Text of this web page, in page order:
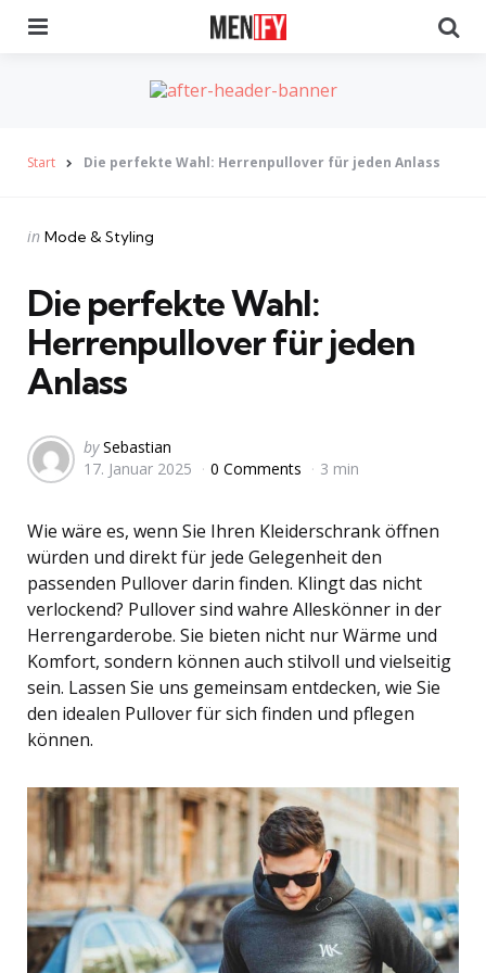
Start Die perfekte Wahl: Herrenpullover für jeden Anlass
Categories
Posted
in Mode & Styling
Die perfekte Wahl:
Herrenpullover für jeden
Anlass
Posted
by
by Sebastian
17. Januar 2025
0 Comments 3 min
Wie wäre es, wenn Sie Ihren Kleiderschrank öffnen
würden und direkt für jede Gelegenheit den
passenden Pullover darin finden. Klingt das nicht
verlockend? Pullover sind wahre Alleskönner in der
Herrengarderobe. Sie bieten nicht nur Wärme und
Komfort, sondern können auch stilvoll und vielseitig
sein. Lassen Sie uns gemeinsam entdecken, wie Sie
den idealen Pullover für sich finden und pflegen
können.